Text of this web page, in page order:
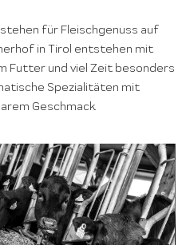
für Fleischgenuss auf
in Tirol entstehen mit
Futter und viel Zeit besonders
Spezialitäten mit
Geschmack.